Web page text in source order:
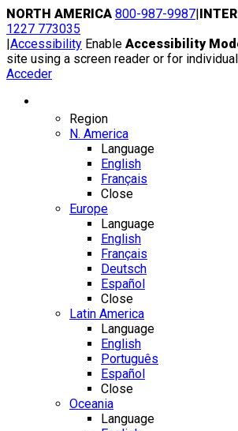
Skip
to
content
NORTH AMERICA 800-987-9987|
1227 773035
|Accessibility Enable Accessibility
site using a screen reader or for
Acceder
Region
N. America
Language
English
Français
Close
Europe
Language
English
Français
Deutsch
Español
Close
Latin America
Language
English
Português
Español
Close
Oceania
Language